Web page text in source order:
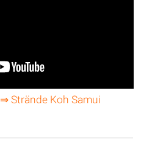
⇒ Strände Koh Samui